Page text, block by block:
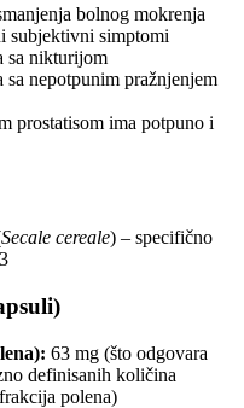
bolnog mokrenja
subjektivni simptomi
sa nikturijom
nepotpunim pražnjenjem
prostatisom ima potpuno i
Secale cereale) – specifično
63 mg (što odgovara
definisanih količina
polena)